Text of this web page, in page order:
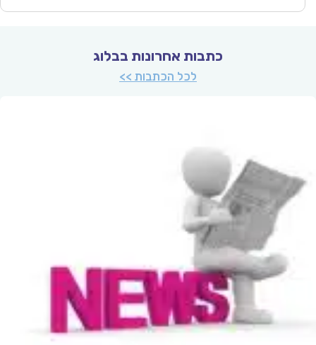
כתבות אחרונות בבלוג
לכל הכתבות >>